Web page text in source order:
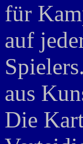
für
auf
aus
Die